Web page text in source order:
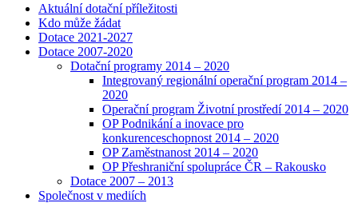
Aktuální dotační příležitosti
Kdo může žádat
Dotace 2021-2027
Dotace 2007-2020
Dotační programy 2014 – 2020
Integrovaný regionální operační program 2014 –
2020
Operační program Životní prostředí 2014 – 2020
OP Podnikání a inovace pro
konkurenceschopnost 2014 – 2020
OP Zaměstnanost 2014 – 2020
OP Přeshraniční spolupráce ČR – Rakousko
Dotace 2007 – 2013
Společnost v mediích